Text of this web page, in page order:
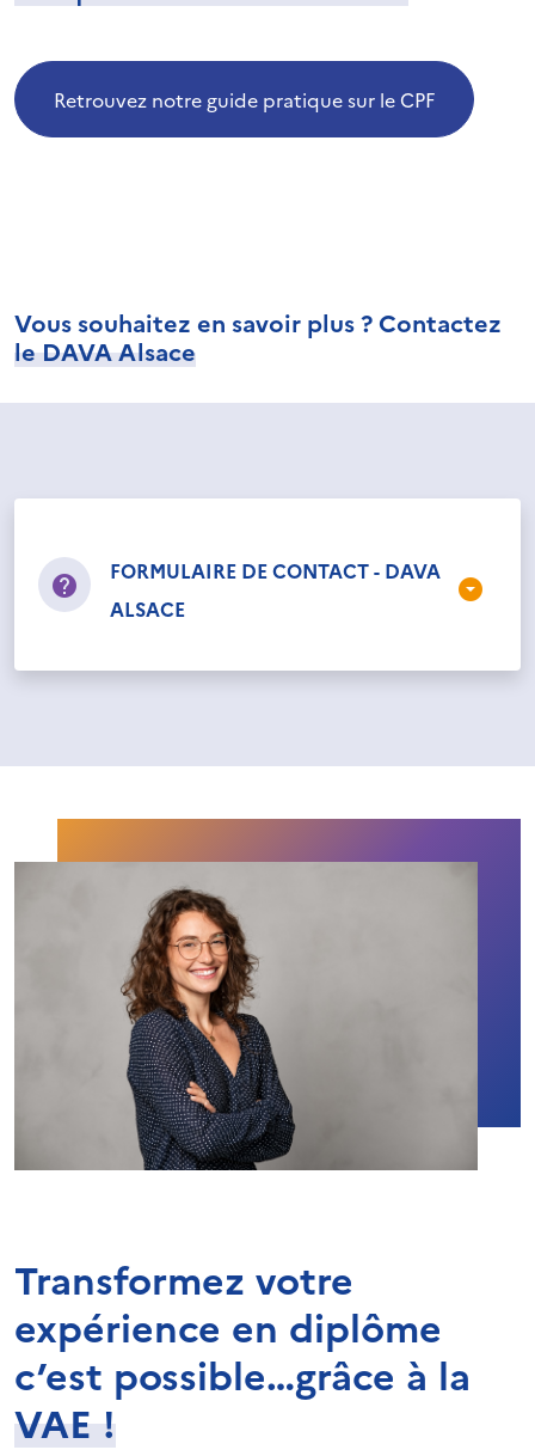
Retrouvez notre guide pratique sur le CPF
Vous souhaitez en savoir plus ? Contactez
le DAVA Alsace
FORMULAIRE DE CONTACT - DAVA
ALSACE
Transformez votre
expérience en diplôme
c’est possible…grâce à la
VAE !